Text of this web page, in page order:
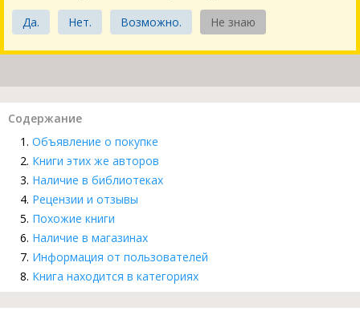
Да. Нет. Возможно. Не знаю
Содержание
Объявление о покупке
Книги этих же авторов
Наличие в библиотеках
Рецензии и отзывы
Похожие книги
Наличие в магазинах
Информация от пользователей
Книга находится в категориях